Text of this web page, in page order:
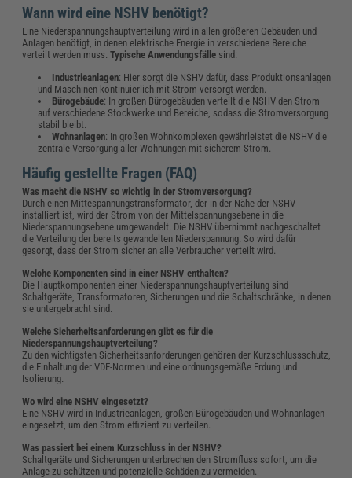
Wann wird eine NSHV benötigt?
Eine Niederspannungshauptverteilung wird in allen größeren Gebäuden und
Anlagen benötigt, in denen elektrische Energie in verschiedene Bereiche
verteilt werden muss.Typische Anwendungsfälle sind:
Industrieanlagen: Hier sorgt die NSHV dafür, dass Produktionsanlagen
und Maschinen kontinuierlich mit Strom versorgt werden.
Bürogebäude: In großen Bürogebäuden verteilt die NSHV den Strom
auf verschiedene Stockwerke und Bereiche, sodass die Stromversorgung
stabil bleibt.
Wohnanlagen: In großen Wohnkomplexen gewährleistet die NSHV die
zentrale Versorgung aller Wohnungen mit sicherem Strom.
Häufig gestellte Fragen (FAQ)
Was macht die NSHV so wichtig in der Stromversorgung?
Durch einen Mittespannungstransformator, der in der Nähe der NSHV
installiert ist, wird der Strom von der Mittelspannungsebene in die
Niederspannungsebene umgewandelt. Die NSHV übernimmt nachgeschaltet
die Verteilung der bereits gewandelten Niederspannung. So wird dafür
gesorgt, dass der Strom sicher an alle Verbraucher verteilt wird.
Welche Komponenten sind in einer NSHV enthalten?
Die Hauptkomponenten einer Niederspannungshauptverteilung sind
Schaltgeräte, Transformatoren, Sicherungen und die Schaltschränke, in denen
sie untergebracht sind.
Welche Sicherheitsanforderungen gibt es für die
Niederspannungshauptverteilung?
Zu den wichtigsten Sicherheitsanforderungen gehören der Kurzschlussschutz,
die Einhaltung der VDE-Normen und eine ordnungsgemäße Erdung und
Isolierung.
Wo wird eine NSHV eingesetzt?
Eine NSHV wird in Industrieanlagen, großen Bürogebäuden und Wohnanlagen
eingesetzt, um den Strom effizient zu verteilen.
Was passiert bei einem Kurzschluss in der NSHV?
Schaltgeräte und Sicherungen unterbrechen den Stromfluss sofort, um die
Anlage zu schützen und potenzielle Schäden zu vermeiden.